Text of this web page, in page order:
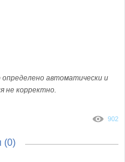
автоматически и
не корректно.
902
(0)